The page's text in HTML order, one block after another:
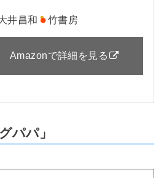
井昌和 竹書房
Amazonで詳細を見る
パパ」